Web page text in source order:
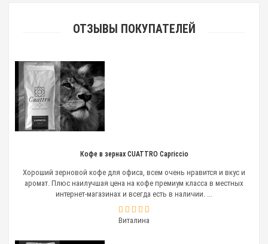
ОТЗЫВЫ ПОКУПАТЕЛЕЙ
Кофе в зернах CUATTRO Capriccio
Хороший зерновой кофе для офиса, всем очень нравится и вкус и
аромат. Плюс наилучшая цена на кофе премиум класса в местных
интернет-магазинах и всегда есть в наличии. ...
Виталина